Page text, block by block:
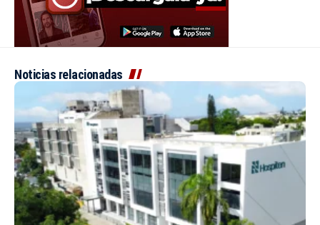
Noticias relacionadas